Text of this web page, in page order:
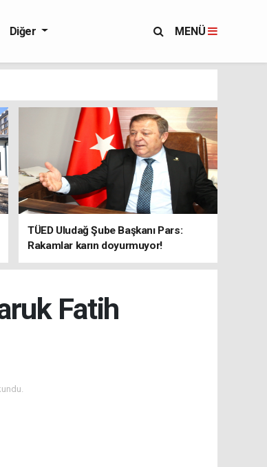
Diğer MENÜ
TÜED Uludağ Şube Başkanı Pars:
Rakamlar karın doyurmuyor!
Fatih